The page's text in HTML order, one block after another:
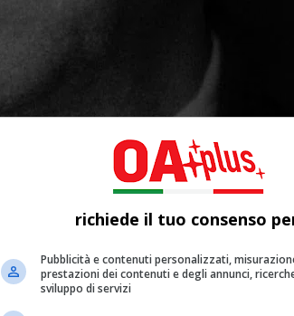
richiede il tuo consenso
Pubblicità e contenuti personalizzati,
prestazioni dei contenuti e degli annunci,
sviluppo di servizi